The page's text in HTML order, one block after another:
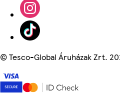
©Tesco-Global Áruházak Zrt.